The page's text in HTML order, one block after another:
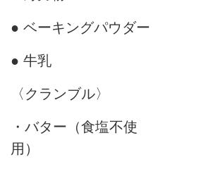
● ベーキングパウダー
● 牛乳
〈クランブル〉
・バター（食塩不使
用）